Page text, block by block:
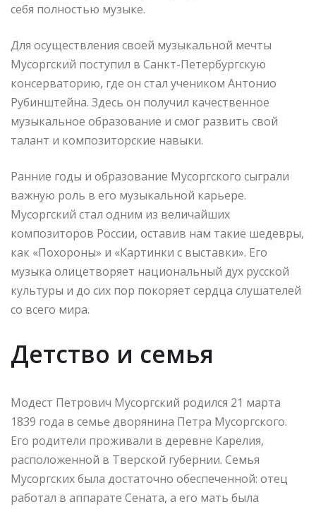
себя полностью музыке.
Для осуществления своей музыкальной мечты
Мусоргский поступил в Санкт-Петербургскую
консерваторию, где он стал учеником Антонио
Рубинштейна. Здесь он получил качественное
музыкальное образование и смог развить свой
талант и композиторские навыки.
Ранние годы и образование Мусоргского сыграли
важную роль в его музыкальной карьере.
Мусоргский стал одним из величайших
композиторов России, оставив нам такие шедевры,
как «Похороны» и «Картинки с выставки». Его
музыка олицетворяет национальный дух русской
культуры и до сих пор покоряет сердца слушателей
со всего мира.
Детство и семья
Модест Петрович Мусоргский родился 21 марта
1839 года в семье дворянина Петра Мусоргского.
Его родители проживали в деревне Карелия,
расположенной в Тверской губернии. Семья
Мусоргских была достаточно обеспеченной: отец
работал в аппарате Сената, а его мать была